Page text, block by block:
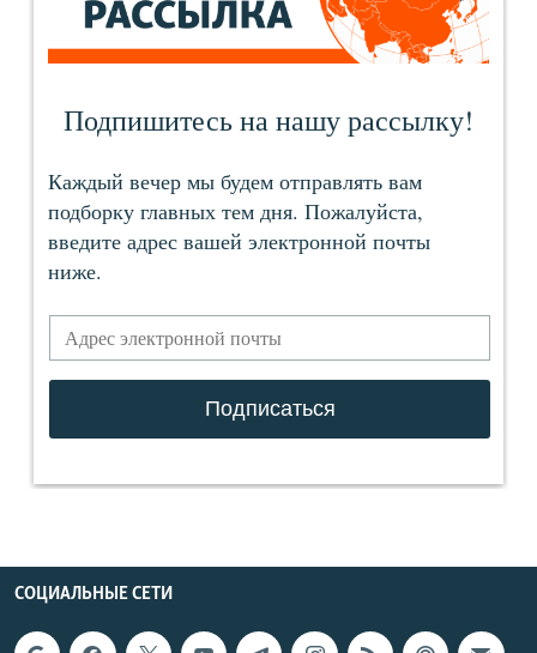
СОЦИАЛЬНЫЕ СЕТИ